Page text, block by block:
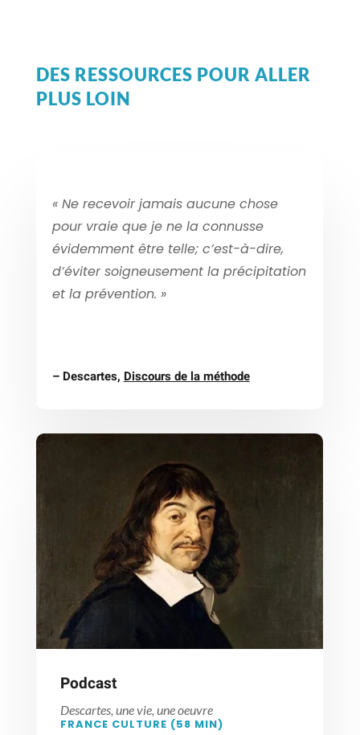
DES RESSOURCES POUR ALLER
PLUS LOIN
« Ne recevoir jamais aucune chose
pour vraie que je ne la connusse
évidemment être telle; c’est-à-dire,
d’éviter soigneusement la précipitation
et la prévention. »
– Descartes, Discours de la méthode
Podcast
Descartes, une vie, une oeuvre
FRANCE CULTURE (58 MIN)